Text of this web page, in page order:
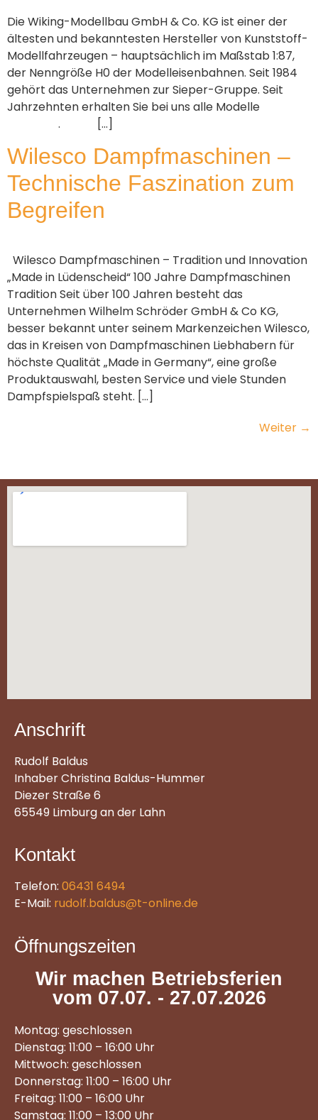
Die Wiking-Modellbau GmbH & Co. KG ist einer der
ältesten und bekanntesten Hersteller von Kunststoff-
Modellfahrzeugen – hauptsächlich im Maßstab 1:87,
der Nenngröße H0 der Modelleisenbahnen. Seit 1984
gehört das Unternehmen zur Sieper-Gruppe. Seit
Jahrzehnten erhalten Sie bei uns alle Modelle
. […]
Wilesco Dampfmaschinen –
Technische Faszination zum
Begreifen
Wilesco Dampfmaschinen – Tradition und Innovation
„Made in Lüdenscheid“ 100 Jahre Dampfmaschinen
Tradition Seit über 100 Jahren besteht das
Unternehmen Wilhelm Schröder GmbH & Co KG,
besser bekannt unter seinem Markenzeichen Wilesco,
das in Kreisen von Dampfmaschinen Liebhabern für
höchste Qualität „Made in Germany“, eine große
Produktauswahl, besten Service und viele Stunden
Dampfspielspaß steht. […]
Weiter →
Anschrift
Rudolf Baldus
Inhaber Christina Baldus-Hummer
Diezer Straße 6
65549 Limburg an der Lahn
Kontakt
Telefon: 06431 6494
E-Mail: rudolf.baldus@t-online.de
Öffnungszeiten
Wir machen Betriebsferien
vom 07.07. - 27.07.2026
Montag: geschlossen
Dienstag: 11:00 – 16:00 Uhr
Mittwoch: geschlossen
Donnerstag: 11:00 – 16:00 Uhr
Freitag: 11:00 – 16:00 Uhr
Samstag: 11:00 – 13:00 Uhr